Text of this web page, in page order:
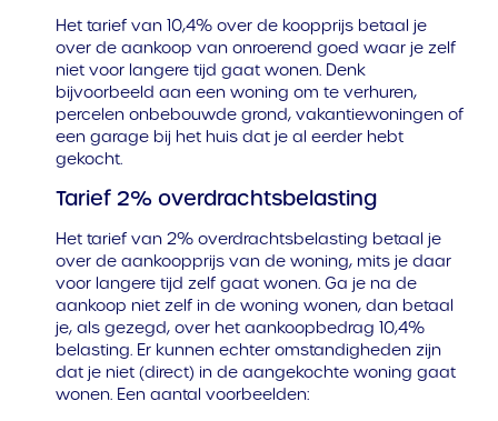
Het tarief van 10,4% over de koopprijs betaal je
over de aankoop van onroerend goed waar je zelf
niet voor langere tijd gaat wonen. Denk
bijvoorbeeld aan een woning om te verhuren,
percelen onbebouwde grond, vakantiewoningen of
een garage bij het huis dat je al eerder hebt
gekocht.
Tarief 2% overdrachtsbelasting
Het tarief van 2% overdrachtsbelasting betaal je
over de aankoopprijs van de woning, mits je daar
voor langere tijd zelf gaat wonen. Ga je na de
aankoop niet zelf in de woning wonen, dan betaal
je, als gezegd, over het aankoopbedrag 10,4%
belasting. Er kunnen echter omstandigheden zijn
dat je niet (direct) in de aangekochte woning gaat
wonen. Een aantal voorbeelden: